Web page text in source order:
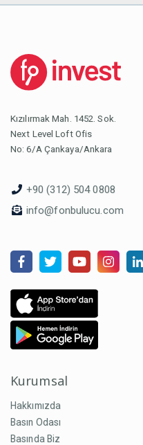
Kızılırmak Mah. 1452. Sok.
Next Level Loft Ofis
No: 6/A Çankaya/Ankara
+90 (312) 504 0808
info@fonbulucu.com
Kurumsal
Hakkımızda
Basın Odası
Basında Biz